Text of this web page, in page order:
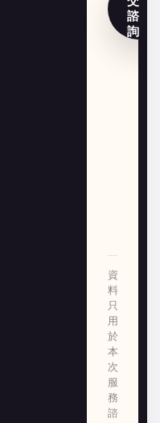
諮
詢
資
料
只
用
於
本
次
服
務
諮